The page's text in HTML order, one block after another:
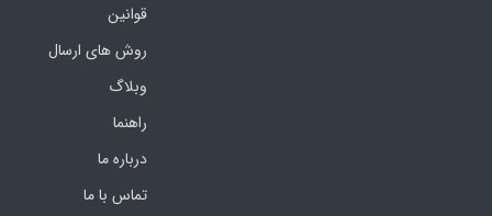
قوانین
روش های ارسال
وبلاگ
راهنما
درباره ما
تماس با ما